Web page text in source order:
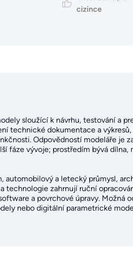
cizince
sloužící k návrhu, testování a
technické dokumentace a
Odpovědností modeláře je
fáze vývoje; prostředím bývá
automobilový a letecký průmysl,
technologie zahrnují ruční
a povrchové úpravy. Možná
nebo digitální parametrické